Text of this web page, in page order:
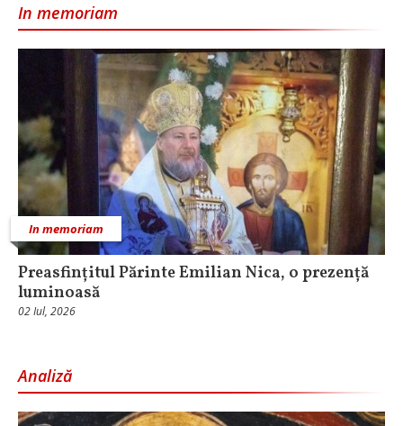
In memoriam
In memoriam
Preasfințitul Părinte Emilian Nica, o prezență
luminoasă
02 Iul, 2026
Analiză